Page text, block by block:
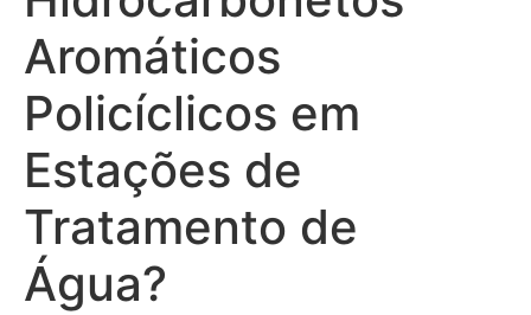
Aromáticos
Policíclicos em
Estações de
Tratamento de
Água?